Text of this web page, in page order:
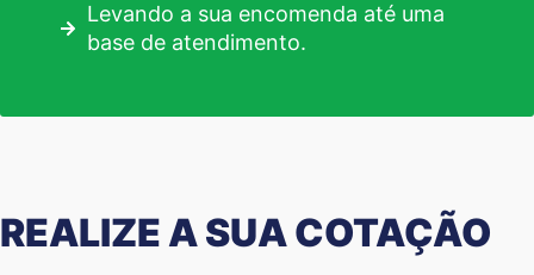
Levando a sua encomenda até uma
base de atendimento.
REALIZE A SUA COTAÇÃO